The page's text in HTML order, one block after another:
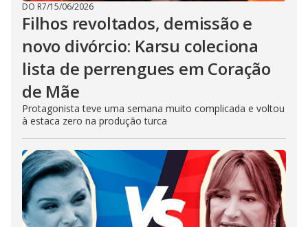
DO R7/15/06/2026
Filhos revoltados, demissão e
novo divórcio: Karsu coleciona
lista de perrengues em Coração
de Mãe
Protagonista teve uma semana muito complicada e voltou
à estaca zero na produção turca